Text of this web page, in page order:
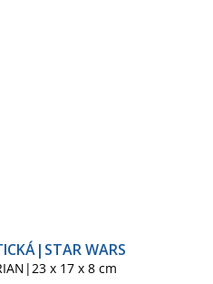
WARS
x 17 x 8 cm